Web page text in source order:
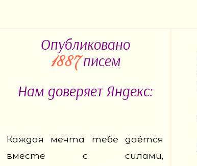
Опубликовано
1887писем
Нам доверяет Яндекс:
Каждая мечта тебе даётся
вместе с силами,